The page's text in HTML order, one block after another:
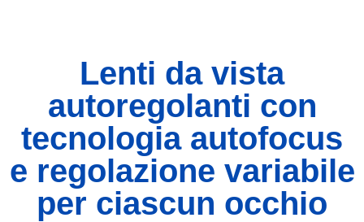
Lenti da vista
autoregolanti con
tecnologia autofocus
e regolazione variabile
per ciascun occhio